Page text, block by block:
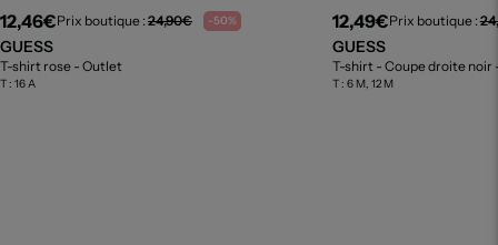
12,46€Prix boutique :24,90€ -50%
GUESS
T-shirt rose - Outlet
T :16 A
12,49€Prix boutique :
GUESS
T-shirt - Coupe droite noir
T : 6 M, 12 M